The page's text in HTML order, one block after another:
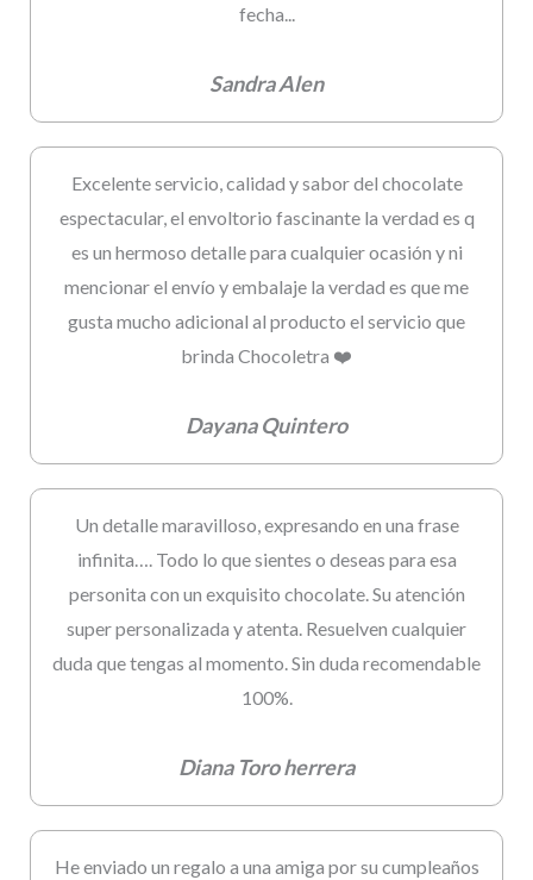
fecha...
Sandra Alen
Excelente servicio, calidad y sabor del chocolate
espectacular, el envoltorio fascinante la verdad es q
es un hermoso detalle para cualquier ocasión y ni
mencionar el envío y embalaje la verdad es que me
gusta mucho adicional al producto el servicio que
brinda Chocoletra ❤️
Dayana Quintero
Un detalle maravilloso, expresando en una frase
infinita…. Todo lo que sientes o deseas para esa
personita con un exquisito chocolate. Su atención
super personalizada y atenta. Resuelven cualquier
duda que tengas al momento. Sin duda recomendable
100%.
Diana Toro herrera
He enviado un regalo a una amiga por su cumpleaños